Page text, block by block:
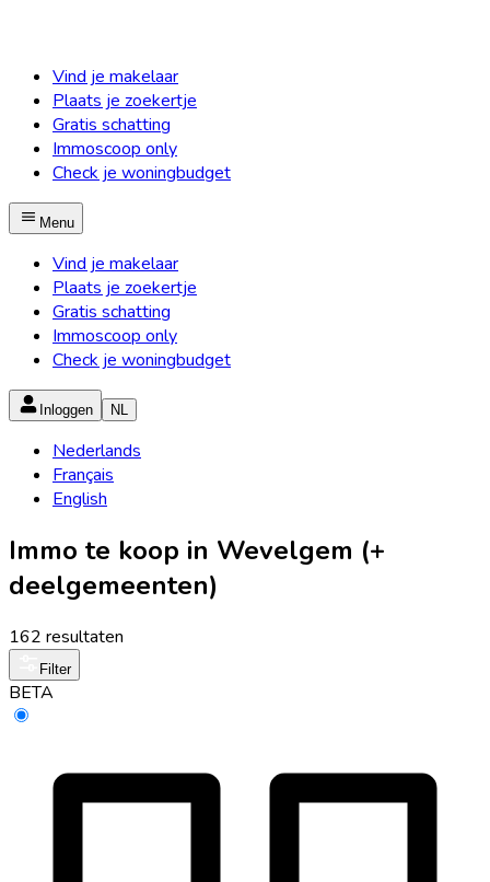
Vind je makelaar
Plaats je zoekertje
Gratis schatting
Immoscoop only
Check je woningbudget
Menu
Vind je makelaar
Plaats je zoekertje
Gratis schatting
Immoscoop only
Check je woningbudget
Inloggen NL
Nederlands
Français
English
Immo te koop in Wevelgem (+
deelgemeenten)
162 resultaten
Filter
BETA